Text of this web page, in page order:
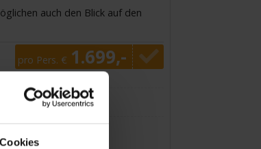
auch den Blick auf den
pro Pers. € 1.699,-